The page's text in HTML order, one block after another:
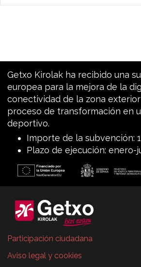
Getxo Kirolak ha recibido una
europea para la mejora de la
conectividad de la zona
proceso de transformación en
deportivo.
Importe de la subvención:
Plazo de ejecución: enero-
Participación ciudadana
Aviso legal y cookies